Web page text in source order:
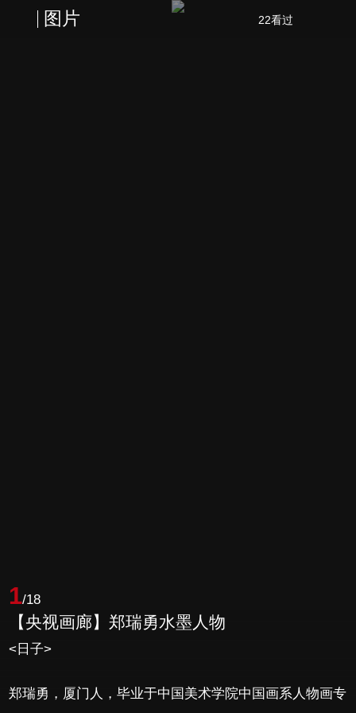
图片 22看过
1/18
【央视画廊】郑瑞勇水墨人物
<日子>
郑瑞勇，厦门人，毕业于中国美术学院中国画系人物画专